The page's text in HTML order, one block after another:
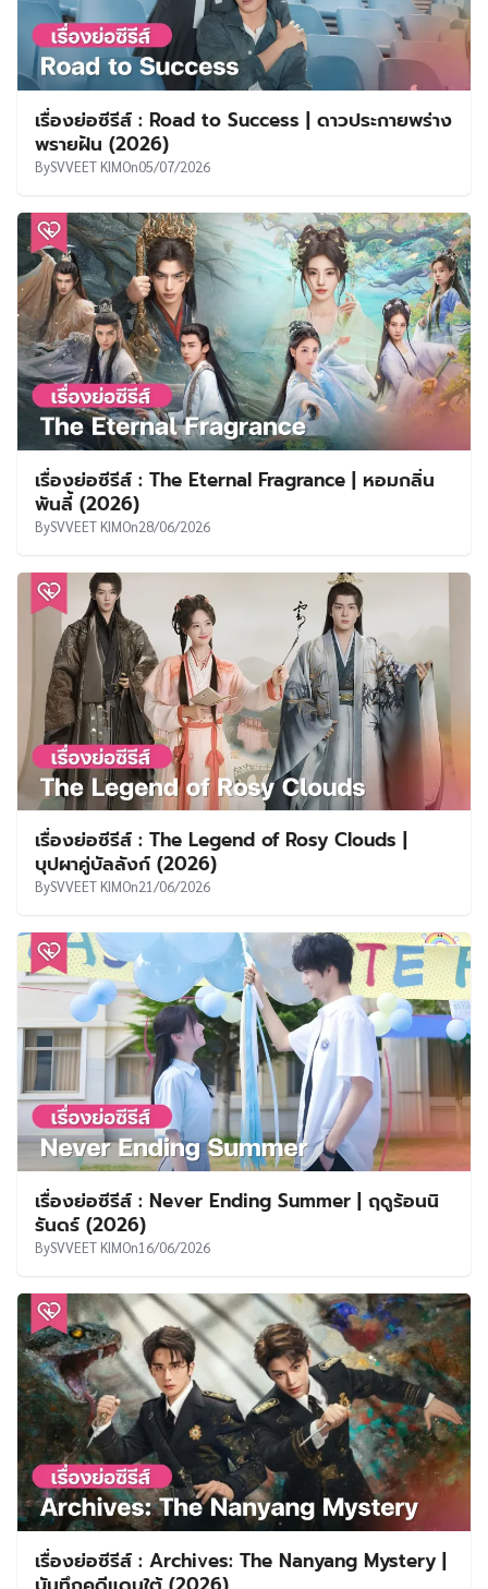
เรื่องย่อซีรีส์ : Road to Success | ดาวประกายพร่าง
พรายฝัน (2026)
BySVVEET KIMOn05/07/2026
เรื่องย่อซีรีส์ : The Eternal Fragrance | หอมกลิ่น
พันลี้ (2026)
BySVVEET KIMOn28/06/2026
เรื่องย่อซีรีส์ : The Legend of Rosy Clouds |
บุปผาคู่บัลลังก์ (2026)
BySVVEET KIMOn21/06/2026
เรื่องย่อซีรีส์ : Never Ending Summer | ฤดูร้อนนิ
รันดร์ (2026)
BySVVEET KIMOn16/06/2026
เรื่องย่อซีรีส์ : Archives: The Nanyang Mystery |